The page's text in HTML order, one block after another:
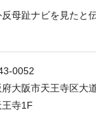
母趾ナビを見たと
0052
府大阪市天王寺区大
王寺1F